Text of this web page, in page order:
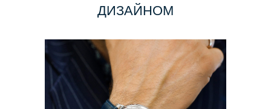
ДИЗАЙНОМ